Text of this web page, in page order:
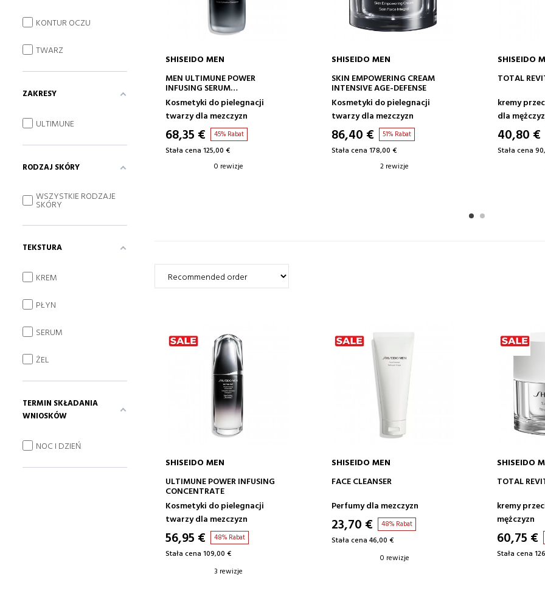
DODAJ DO KOSZYKA
SHISEIDO MEN
MEN ULTIMUNE POWER
INFUSING SERUM
ZABIEG
PRZECIWSTARZENIOWY
Kosmetyki do pielegnacji
twarzy dla mezczyzn
68,35 € 45% Rabat
Stała cena 125,00 €
0 rewizje
DODAJ DO KOSZYKA
SHISEIDO MEN
SKIN EMPOWERING CREAM
INTENSIVE AGE-DEFENSE
Kosmetyki do pielegnacji
twarzy dla mezczyzn
86,40 € 51% Rabat
Stała cena 178,00 €
2 rewizje
SHISEIDO
TOTAL
kremy
dla
40,80 €
Stała cena
DODAJ DO KOSZYKA
SHISEIDO MEN
ULTIMUNE POWER INFUSING
CONCENTRATE
Kosmetyki do pielegnacji
twarzy dla mezczyzn
56,95 € 48% Rabat
Stała cena 109,00 €
3 rewizje
DODAJ DO KOSZYKA
SHISEIDO MEN
FACE CLEANSER
Perfumy dla mezczyzn
23,70 € 48% Rabat
Stała cena 46,00 €
0 rewizje
SHISEIDO
TOTAL
kremy
mężczyzn
60,75 €
Stała cena
KONTUR OCZU
TWARZ
ZAKRESY
ULTIMUNE
RODZAJ SKÓRY
WSZYSTKIE RODZAJE
SKÓRY
TEKSTURA
KREM
PŁYN
SERUM
ŻEL
TERMIN SKŁADANIA
WNIOSKÓW
NOC I DZIEŃ